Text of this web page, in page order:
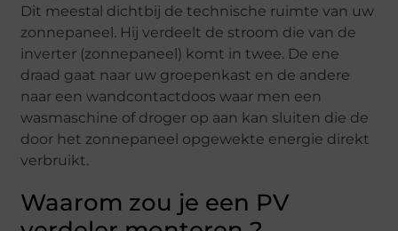
Dit meestal dichtbij de technische ruimte van uw
zonnepaneel. Hij verdeelt de stroom die van de
inverter (zonnepaneel) komt in twee. De ene
draad gaat naar uw groepenkast en de andere
naar een wandcontactdoos waar men een
wasmaschine of droger op aan kan sluiten die de
door het zonnepaneel opgewekte energie direkt
verbruikt.
Waarom zou je een PV